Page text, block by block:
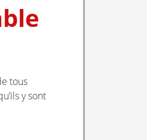
tous
y sont